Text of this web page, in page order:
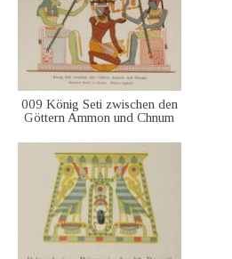
009 König Seti zwischen den
Göttern Ammon und Chnum